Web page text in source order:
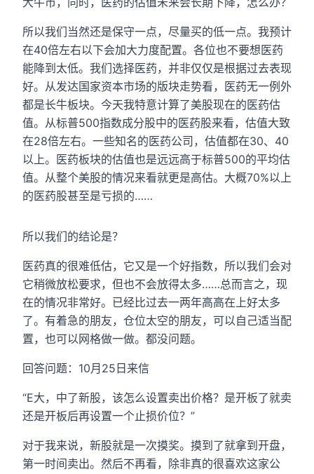
所以我们当然还是保守一点，尽量买的低一点。我预计
在40倍左右以下会加大力度配置。各位也不要想医药
能降到太低。我们选择医药，并非仅仅是根据过去表现
好。从发达国家资本市场的版块走势看，医药无一例外
都是长牛板块。今天我特意计算了美股现在的医药估
值。从标普500指数成分股中的医药股来看，估值大致
在28倍左右。一些知名的医药公司，估值都在30、40
以上。医药板块的估值也是远远高于标普500的平均估
值。从整个美股的情况来看就更是高估。大概70%以上
的医药股甚至是亏损的……
所以我们的结论是？
医药真的很难低估，它又是一个好指数，所以我们会对
它稍微放松要求，但也不会放得太多……总而言之，现
在的情况非常好。已经比过去一两年高高在上好太多
了。有着急的朋友，仓位太空的朋友，可以自己适当配
置，也可以网格做一做。都没问题。
回答问题：10月25日来信
“E大，中了新股，该怎么设置卖出价格？是开板了就卖
还是开板后再设置一个止损价位？”
对于我来说，新股就是一次摸奖。摸到了就拿到开盘，
第一时间卖出。然后不再看，除非真的很喜欢这家公